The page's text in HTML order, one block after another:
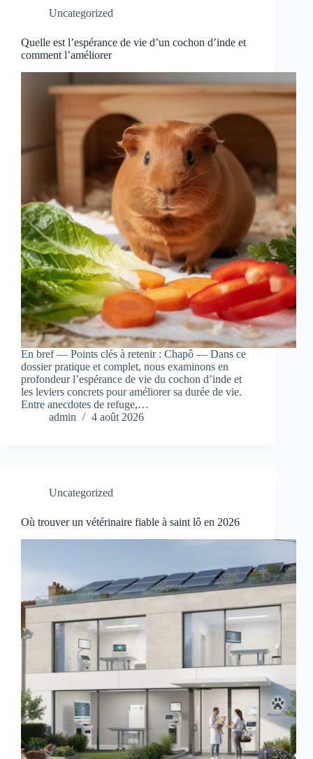
Uncategorized
Quelle est l’espérance de vie d’un cochon d’inde et
comment l’améliorer
En bref — Points clés à retenir : Chapô — Dans ce
dossier pratique et complet, nous examinons en
profondeur l’espérance de vie du cochon d’inde et
les leviers concrets pour améliorer sa durée de vie.
Entre anecdotes de refuge,…
admin
4 août 2026
Uncategorized
Où trouver un vétérinaire fiable à saint lô en 2026